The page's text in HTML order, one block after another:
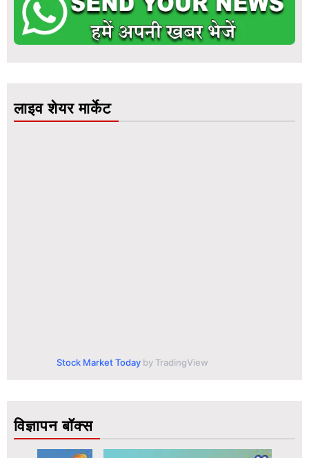
लाइव शेयर मार्केट
Stock Market Today by TradingView
विज्ञापन बॉक्स